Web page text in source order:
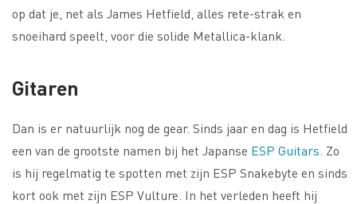
op dat je, net als James Hetfield, alles rete-strak en
snoeihard speelt, voor die solide Metallica-klank.
Gitaren
Dan is er natuurlijk nog de gear. Sinds jaar en dag is Hetfield
een van de grootste namen bij het Japanse ESP Guitars . Zo
is hij regelmatig te spotten met zijn ESP Snakebyte en sinds
kort ook met zijn ESP Vulture. In het verleden heeft hij